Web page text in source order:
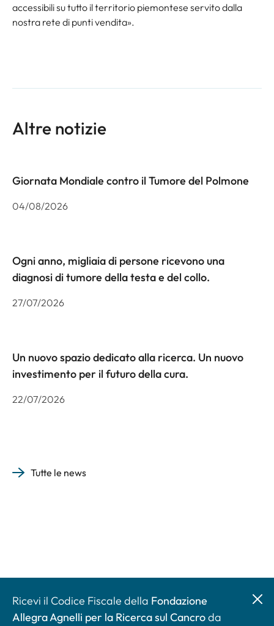
accessibili su tutto il territorio piemontese servito dalla
nostra rete di punti vendita».
Altre notizie
Giornata Mondiale contro il Tumore del Polmone
04/08/2026
Ogni anno, migliaia di persone ricevono una
diagnosi di tumore della testa e del collo.
27/07/2026
Un nuovo spazio dedicato alla ricerca. Un nuovo
investimento per il futuro della cura.
22/07/2026
Tutte le news
Ricevi il Codice Fiscale della Fondazione
Allegra Agnelli per la Ricerca sul Cancroda